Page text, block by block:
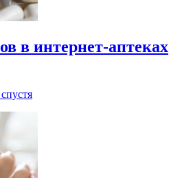
в интернет-аптеках